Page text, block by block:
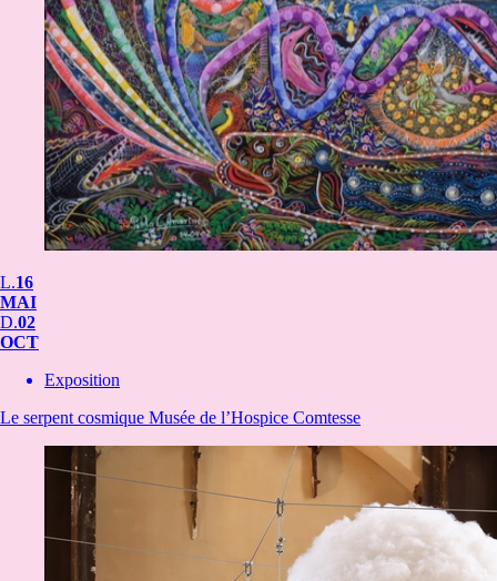
L.16
MAI
D.02
OCT
Exposition
Le serpent cosmique Musée de l’Hospice Comtesse